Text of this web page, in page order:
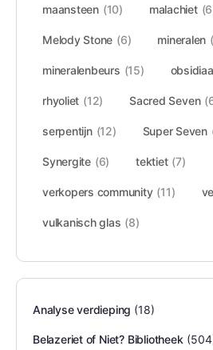
maansteen (10) malachiet
Melody Stone (6) mineralen
mineralenbeurs (15)
rhyoliet (12) Sacred Seven
serpentijn (12) Super Seven
Synergite (6) tektiet (7)
verkopers community (11)
vulkanisch glas (8)
Analyse verdieping (18)
Belazeriet of Niet? Bibliotheek